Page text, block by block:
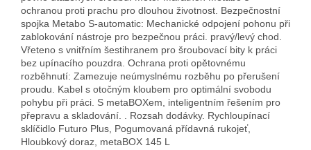
ochranou proti prachu pro dlouhou životnost. Bezpečnostní
spojka Metabo S-automatic: Mechanické odpojení pohonu při
zablokování nástroje pro bezpečnou práci. pravý/levý chod.
Vřeteno s vnitřním šestihranem pro šroubovací bity k práci
bez upínacího pouzdra. Ochrana proti opětovnému
rozběhnutí: Zamezuje neúmyslnému rozběhu po přerušení
proudu. Kabel s otočným kloubem pro optimální svobodu
pohybu při práci. S metaBOXem, inteligentním řešením pro
přepravu a skladování. . Rozsah dodávky. Rychloupínací
sklíčidlo Futuro Plus, Pogumovaná přídavná rukojeť,
Hloubkový doraz, metaBOX 145 L